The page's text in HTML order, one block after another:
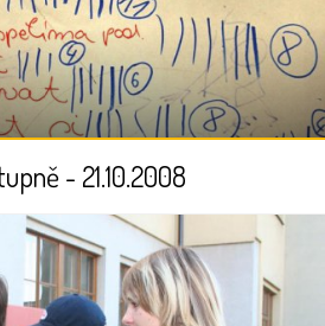
- 21.10.2008